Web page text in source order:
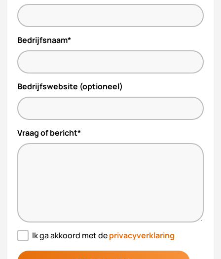
Bedrijfsnaam*
Bedrijfswebsite (optioneel)
Vraag of bericht*
Ik ga akkoord met deprivacyverklaring